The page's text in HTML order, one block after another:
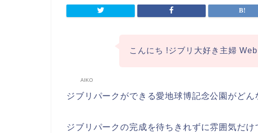
AIKO
こんにち !ジブリ大好き主婦
ジブリパークができる愛地球博記念公園がど
ジブリパークの完成を待ちきれずに雰囲気だ